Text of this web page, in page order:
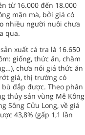
từ 16.000 đến 18.000
mặn mà, bởi giá có
nhiều người nuôi chưa
qua.
xuất cá tra là 16.650
giống, thức ăn, chăm
chưa nói giá thức ăn
giá, thị trường có
đắp được. Theo phân
thủy sản vùng Mê Kông
Sông Cửu Long, về giá
43,8% (gấp 1,1 lần